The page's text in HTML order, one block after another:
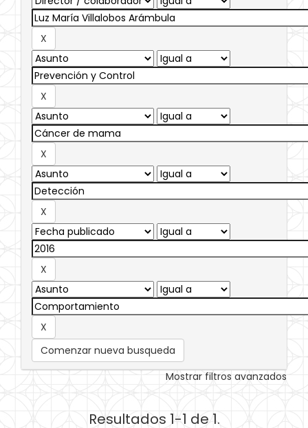
Comenzar nueva busqueda
Mostrar filtros avanzados
Resultados 1-1 de 1.